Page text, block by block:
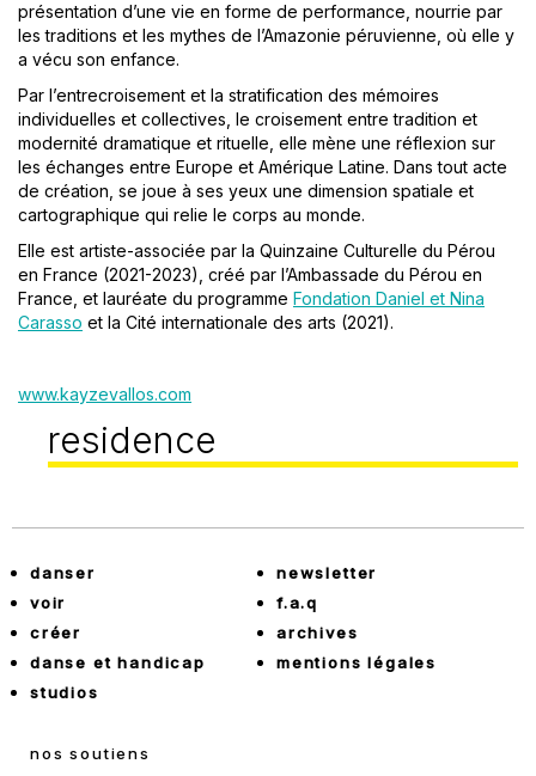
présentation d’une vie en forme de performance, nourrie par
les traditions et les mythes de l’Amazonie péruvienne, où elle y
a vécu son enfance.
Par l’entrecroisement et la stratification des mémoires
individuelles et collectives, le croisement entre tradition et
modernité dramatique et rituelle, elle mène une réflexion sur
les échanges entre Europe et Amérique Latine. Dans tout acte
de création, se joue à ses yeux une dimension spatiale et
cartographique qui relie le corps au monde.
Elle est artiste-associée par la Quinzaine Culturelle du Pérou
en France (2021-2023), créé par l’Ambassade du Pérou en
France, et lauréate du programme Fondation Daniel et Nina
Carasso et la Cité internationale des arts (2021).
www.kayzevallos.com
residence
danser
voir
créer
danse et handicap
studios
newsletter
f.a.q
archives
mentions légales
nos soutiens